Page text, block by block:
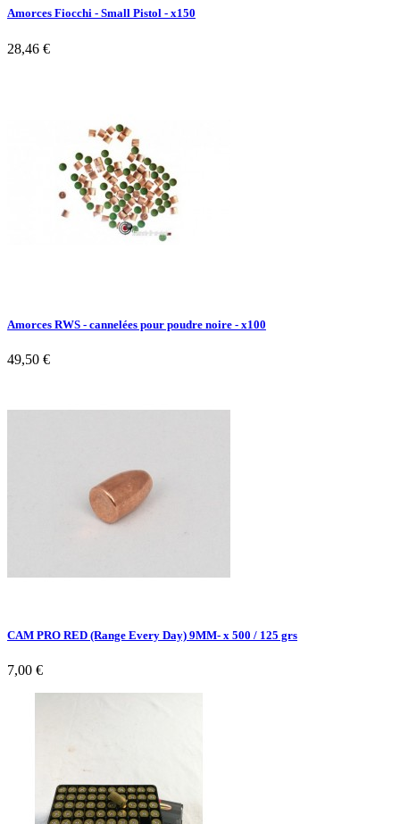
Amorces Fiocchi - Small Pistol - x150
28,46 €
Amorces RWS - cannelées pour poudre noire - x100
49,50 €
CAM PRO RED (Range Every Day) 9MM- x 500 / 125 grs
7,00 €